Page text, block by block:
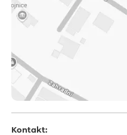
Vše v pořádku, jsem
ověřený nákup dnes
Rostlina mi přišla v
Zuzana
Spokojenost s dodáním
Kontakt: